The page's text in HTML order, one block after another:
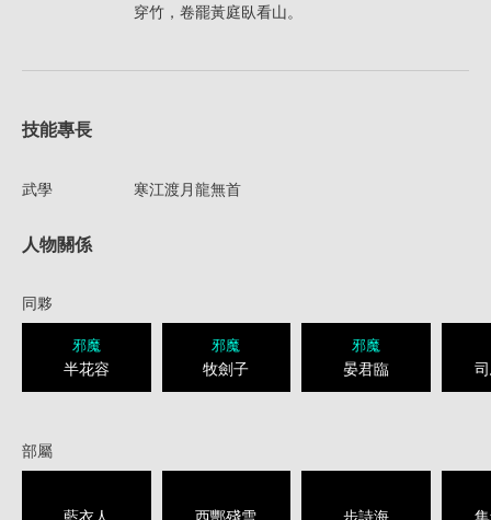
穿竹，卷罷黃庭臥看山。
技能專長
武學 寒江渡月龍無首
人物關係
同夥
邪魔
半花容
邪魔
牧劍子
邪魔
晏君臨
部屬